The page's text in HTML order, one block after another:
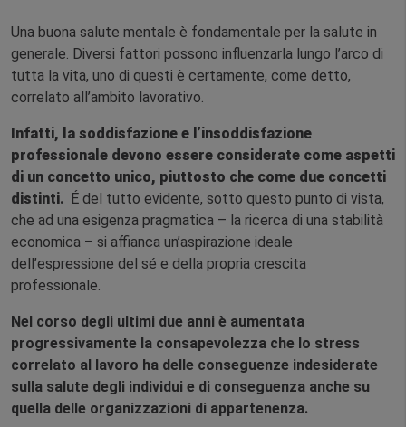
Una buona salute mentale è fondamentale per la salute in
generale. Diversi fattori possono influenzarla lungo l’arco di
tutta la vita, uno di questi è certamente, come detto,
correlato all’ambito lavorativo.
Infatti, la soddisfazione e l’insoddisfazione
professionale devono essere considerate come aspetti
di un concetto unico, piuttosto che come due concetti
distinti.
É del tutto evidente, sotto questo punto di vista,
che ad una esigenza pragmatica – la ricerca di una stabilità
economica – si affianca un’aspirazione ideale
dell’espressione del sé e della propria crescita
professionale.
Nel corso degli ultimi due anni è aumentata
progressivamente la consapevolezza che lo stress
correlato al lavoro ha delle conseguenze indesiderate
sulla salute degli individui e di conseguenza anche su
quella delle organizzazioni di appartenenza.